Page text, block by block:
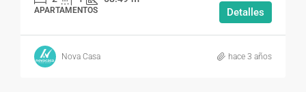
APARTAMENTOS Detalles
Nova Casa hace 3 años